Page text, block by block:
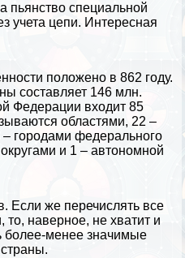
пьянство специальной
учета цепи. Интересная
положено в 862 году.
составляет 146 млн.
Федерации входит 85
областями, 22 –
городами федерального
и 1 – автономной
Если же перечислять все
наверное, не хватит и
более-менее значимые